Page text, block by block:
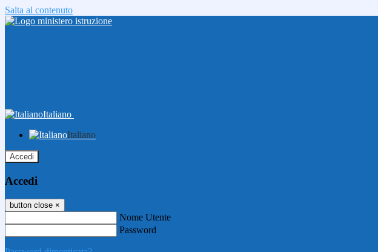
Salta al contenuto
Italiano
Italiano
Accedi
Accedi
button close ×
Nome Utente
Password